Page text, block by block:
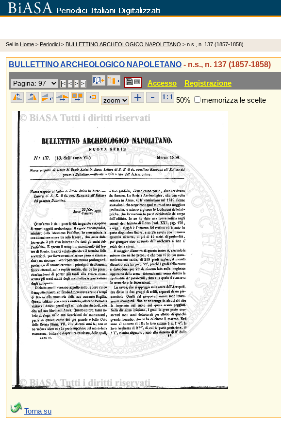
Sei in Home > Periodici > BULLETTINO ARCHEOLOGICO NAPOLETANO > n.s., n. 137 (1857-1858)
BULLETTINO ARCHEOLOGICO NAPOLETANO - n.s., n. 137 (1857-1858)
Accesso Registrazione
50% memorizza le scelte
Torna su